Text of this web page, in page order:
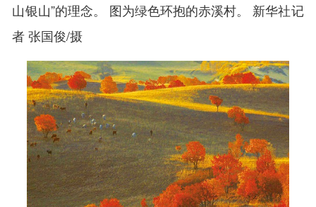
山银山”的理念。 图为绿色环抱的赤溪村。 新华社记
者 张国俊/摄